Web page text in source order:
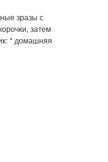
зразы с
затем
* домашняя